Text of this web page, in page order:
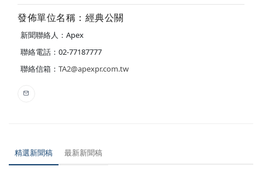
發佈單位名稱：經典公關
新聞聯絡人：Apex
聯絡電話：02-77187777
聯絡信箱： TA2@apexpr.com.tw
精選新聞稿 最新新聞稿